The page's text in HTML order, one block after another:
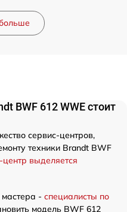
BWF 612 WWE стоит
сервис-центров,
техники Brandt BWF
выделяется
- специалисты по
модель BWF 612